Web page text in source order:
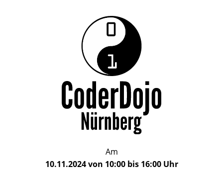
CoderDojo
Nürnberg
Das
CoderDojo
Nürnberg
ein
Club
für
Kinder
und
Jugendliche
Alter
Am
10.11.2024von 10:00bis 16:00Uhr